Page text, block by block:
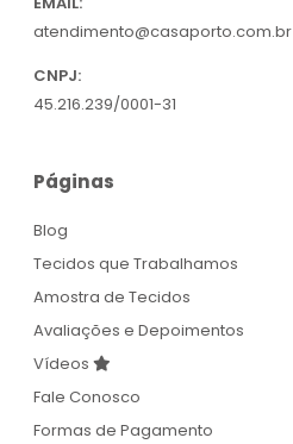
atendimento@casaporto.com.br
CNPJ:
45.216.239/0001-31
Páginas
Blog
Tecidos que Trabalhamos
Amostra de Tecidos
Avaliações e Depoimentos
Vídeos
Fale Conosco
Formas de Pagamento